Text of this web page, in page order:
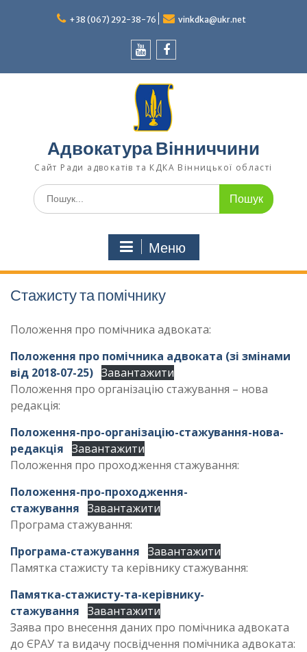
+38 (067) 292-38-76 vinkdka@ukr.net
Адвокатура Вінниччини
Сайт Ради адвокатів та КДКА Вінницької області
Шукати:
Меню
Стажисту та помічнику
Положення про помічника адвоката:
Положення про помічника адвоката (зі змінами
від 2018-07-25) Завантажити
Положення про організацію стажування – нова
редакція:
Положення-про-організацію-стажування-нова-
редакція Завантажити
Положення про проходження стажування:
Положення-про-проходження-
стажування Завантажити
Програма стажування:
Програма-стажування Завантажити
Памятка стажисту та керівнику стажування:
Памятка-стажисту-та-керівнику-
стажування Завантажити
Заява про внесення даних про помічника адвоката
до ЄРАУ та видачу посвідчення помічника адвоката: